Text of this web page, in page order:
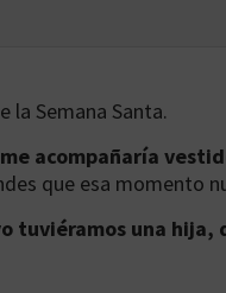
Semana Santa.
acompañaría
que esa momento
tuviéramos una hija,